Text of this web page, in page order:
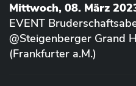
Mittwoch, 08. März
EVENT
@Steigenberger Grand
(Frankfurter a.M.)